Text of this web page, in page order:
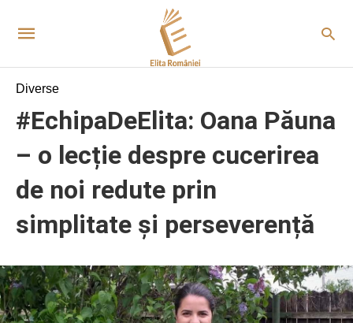
Diverse
#EchipaDeElita: Oana Păuna
– o lecție despre cucerirea
de noi redute prin
simplitate și perseverență